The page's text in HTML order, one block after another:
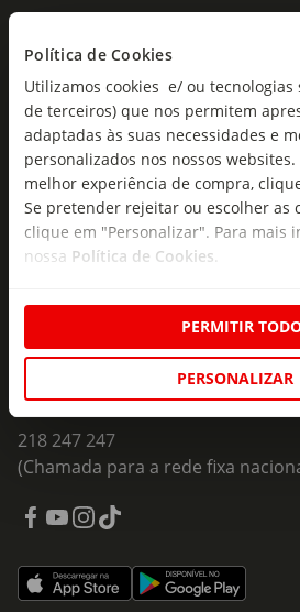
Política de Cookies
Utilizamos cookies e/ ou
de terceiros) que nos permitem
adaptadas às suas necessidades e
personalizados nos nossos
melhor experiência de compra,
Se pretender rejeitar ou escolher as
clique em "Personalizar". Para mais
nossa Política de Cookies
PERMITIR
PERSONALIZAR
seu e-mail!
Subscreva e descubra
ofertas e novidades para si.
Insira o seu e-
mail
Formulário de Contacto
218 247 247
(Chamada para a rede fixa